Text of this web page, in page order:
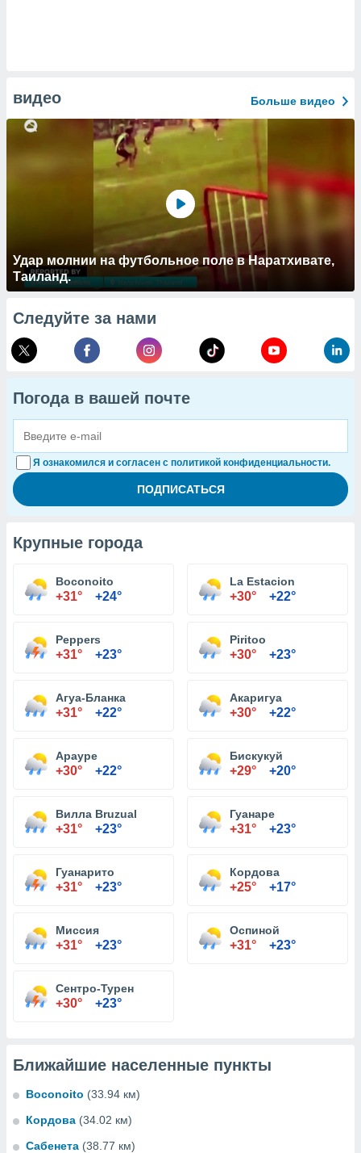
видео Больше видео
Удар молнии на футбольное поле в Наратхивате,
Таиланд.
Следуйте за нами
Погода в вашей почте
Я ознакомился и согласен с политикой конфиденциальности.
Крупные города
Boconoito
+31° +24°
La Estacion
+30° +22°
Peppers
+31° +23°
Piritoo
+30° +23°
Агуа-Бланка
+31° +22°
Акаригуа
+30° +22°
Арауре
+30° +22°
Бискукуй
+29° +20°
Вилла Bruzual
+31° +23°
Гуанаре
+31° +23°
Гуанарито
+31° +23°
Кордова
+25° +17°
Миссия
+31° +23°
Оспиной
+31° +23°
Сентро-Турен
+30° +23°
Ближайшие населенные пункты
Boconoito (33.94 км)
Кордова (34.02 км)
Сабенета (38.77 км)